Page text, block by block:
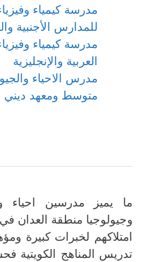
مدرسة كيمياء
للمدارس الأجنبية
مدرسة كيمياء
العربية والإنجليزية
مدرس الاحياء
متوسط ومعهد ديني
ما يميز مدرسين احياء
وجيولوجيا منطقة العدان
امتلاكهم لخبرات كبيرة
تدريس المناهج الكويتية